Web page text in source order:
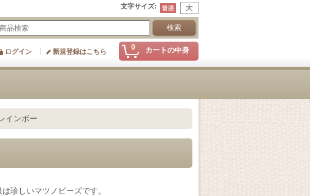
文字サイズ:
0 カートの中身
ログイン 新規登録はこちら
インボー
珍しいマツノビーズです。